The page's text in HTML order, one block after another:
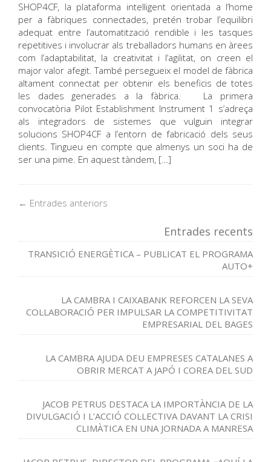
SHOP4CF, la plataforma intel·ligent orientada a l’home
per a fàbriques connectades, pretén trobar l’equilibri
adequat entre l’automatització rendible i les tasques
repetitives i involucrar als treballadors humans en àrees
com l’adaptabilitat, la creativitat i l’agilitat, on creen el
major valor afegit. També persegueix el model de fàbrica
altament connectat per obtenir els beneficis de totes
les dades generades a la fàbrica. La primera
convocatòria Pilot Establishment Instrument 1 s’adreça
als integradors de sistemes que vulguin integrar
solucions SHOP4CF a l’entorn de fabricació dels seus
clients. Tingueu en compte que almenys un soci ha de
ser una pime. En aquest tàndem, […]
← Entrades anteriors
Entrades recents
TRANSICIÓ ENERGÈTICA – PUBLICAT EL PROGRAMA
AUTO+
LA CAMBRA I CAIXABANK REFORCEN LA SEVA
COL·LABORACIÓ PER IMPULSAR LA COMPETITIVITAT
EMPRESARIAL DEL BAGES
LA CAMBRA AJUDA DEU EMPRESES CATALANES A
OBRIR MERCAT A JAPÓ I COREA DEL SUD
JACOB PETRUS DESTACA LA IMPORTÀNCIA DE LA
DIVULGACIÓ I L’ACCIÓ COL·LECTIVA DAVANT LA CRISI
CLIMÀTICA EN UNA JORNADA A MANRESA